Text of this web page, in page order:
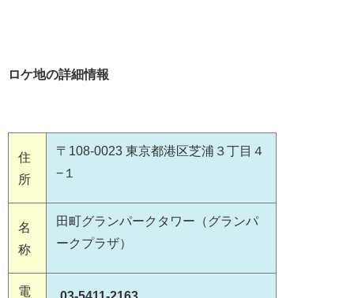
ロケ地の詳細情報
住
所
〒108-0023 東京都港区芝浦３丁目４
−１
名
称
田町グランパークタワー（グランパ
ークプラザ）
電
03-5411-2163